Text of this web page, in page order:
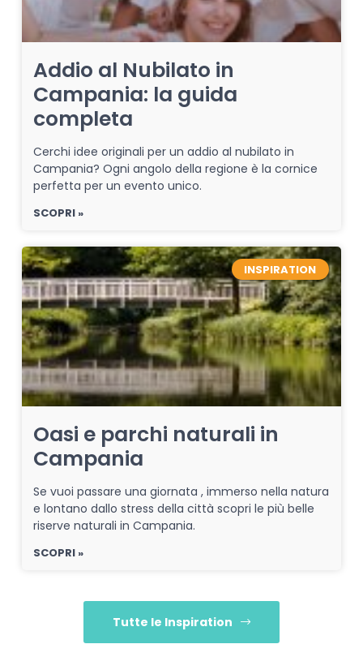
Addio al Nubilato in
Campania: la guida
completa
Cerchi idee originali per un addio al nubilato in
Campania? Ogni angolo della regione è la cornice
perfetta per un evento unico.
SCOPRI »
INSPIRATION
Oasi e parchi naturali in
Campania
Se vuoi passare una giornata , immerso nella natura
e lontano dallo stress della città scopri le più belle
riserve naturali in Campania.
SCOPRI »
Tutte le Inspiration